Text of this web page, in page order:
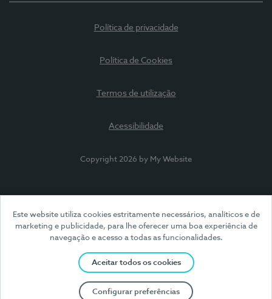
Este website utiliza cookies estritamente necessários, analíticos e de
marketing e publicidade, para lhe oferecer uma boa experiência de
navegação e acesso a todas as funcionalidades.
Aceitar todos os cookies
Configurar preferências
Política de privacidade
Política de Cookies
Termos de utilização
Acessibilidade
Copyright 2026 by My Website